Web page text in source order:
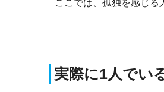
ここでは、孤独を感じる
実際に1人でい